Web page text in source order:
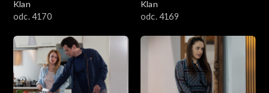
Klan
odc. 4170
Klan
odc. 4169